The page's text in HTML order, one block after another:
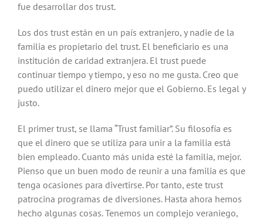
fue desarrollar dos trust.
Los dos trust están en un país extranjero, y nadie de la
familia es propietario del trust. El beneficiario es una
institución de caridad extranjera. El trust puede
continuar tiempo y tiempo, y eso no me gusta. Creo que
puedo utilizar el dinero mejor que el Gobierno. Es legal y
justo.
El primer trust, se llama “Trust familiar”. Su filosofía es
que el dinero que se utiliza para unir a la familia está
bien empleado. Cuanto más unida esté la familia, mejor.
Pienso que un buen modo de reunir a una familia es que
tenga ocasiones para divertirse. Por tanto, este trust
patrocina programas de diversiones. Hasta ahora hemos
hecho algunas cosas. Tenemos un complejo veraniego,